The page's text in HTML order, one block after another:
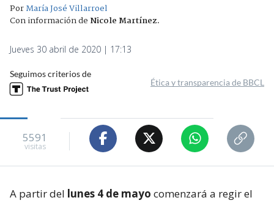
PorMaría José Villarroel
Con información de Nicole Martínez.
Jueves 30 abril de 2020 | 17:13
Seguimos criterios de
Ética y transparencia de BBCL
5591
visitas
A partir del lunes 4 de mayo comenzará a regir el